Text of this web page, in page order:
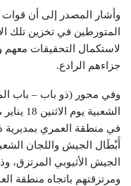
وأشار المصدر إلى أن
المتورطين في تخزين تلك
لاستكمال التحقيقات معهم
جزاءهم الرادع.
وفي محور (ذو باب – باب
في منطقة العمري بمديرية
أَبْطَال الجيش واللجان
الجيش الأثيوبي المرتزق،
ومرتزقتهم باتجاه منطقة